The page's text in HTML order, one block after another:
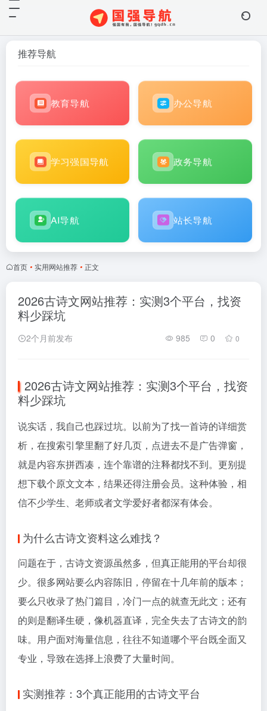
推荐导航
教育导航 办公导航
学习强国导航 政务导航
AI导航 站长导航
首页 • 实用网站推荐 • 正文
2026古诗文网站推荐：实测3个平台，找资
料少踩坑
2个月前发布 985 0 0
2026古诗文网站推荐：实测3个平台，找资
料少踩坑
说实话，我自己也踩过坑。以前为了找一首诗的详细赏
析，在搜索引擎里翻了好几页，点进去不是广告弹窗，
就是内容东拼西凑，连个靠谱的注释都找不到。更别提
想下载个原文文本，结果还得注册会员。这种体验，相
信不少学生、老师或者文学爱好者都深有体会。
为什么古诗文资料这么难找？
问题在于，古诗文资源虽然多，但真正能用的平台却很
少。很多网站要么内容陈旧，停留在十几年前的版本；
要么只收录了热门篇目，冷门一点的就查无此文；还有
的则是翻译生硬，像机器直译，完全失去了古诗文的韵
味。用户面对海量信息，往往不知道哪个平台既全面又
专业，导致在选择上浪费了大量时间。
实测推荐：3个真正能用的古诗文平台